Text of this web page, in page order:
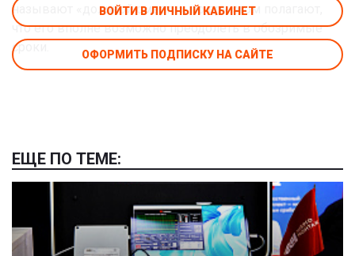
называют «долиной смерти», но при этом полагают,
что его вполне возможно преодолеть в обозримые
сроки.
ВОЙТИ В ЛИЧНЫЙ КАБИНЕТ
ОФОРМИТЬ ПОДПИСКУ НА САЙТЕ
ЕЩЕ ПО ТЕМЕ: